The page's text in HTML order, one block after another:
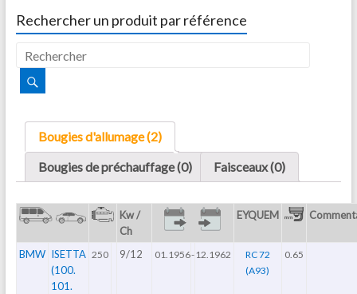
Rechercher un produit par référence
Bougies d'allumage (2)
Bougies de préchauffage (0)
Faisceaux (0)
Kw /
Ch
EYQUEM
BMW ISETTA
(100.
101.
250 9/12 01.1956-12.1962
RC 72
(A93)
0.65